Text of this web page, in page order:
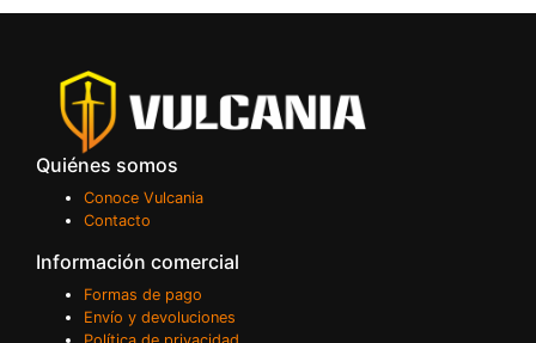
Quiénes somos
Conoce Vulcania
Contacto
Información comercial
Formas de pago
Envío y devoluciones